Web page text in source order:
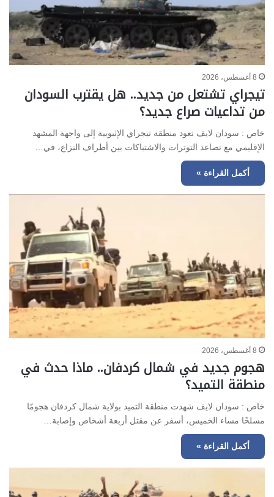
8 أغسطس، 2026
تيجراي تشتعل من جديد.. هل يقترب السودان
من تداعيات صراع جديد؟
خاص : سودان لايف تعود منطقة تيجراي الإثيوبية إلى واجهة المشهد
الإقليمي مع تصاعد التوترات والاشتباكات بين أطراف النزاع، في…
أكمل القراءة »
8 أغسطس، 2026
هجوم جديد في شمال كردفان.. ماذا حدث في
منطقة التميد؟
خاص : سودان لايف شهدت منطقة التميد بولاية شمال كردفان هجومًا
مسلحًا مساء الخميس، أسفر عن مقتل أربعة أشخاص وإصابة…
أكمل القراءة »